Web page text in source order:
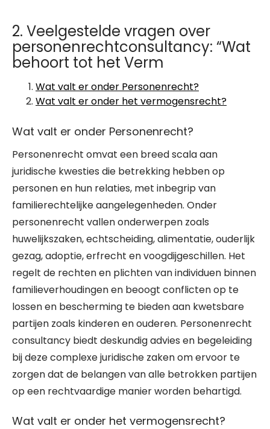
2. Veelgestelde vragen over
personenrechtconsultancy: “Wat
behoort tot het Verm
Wat valt er onder Personenrecht?
Wat valt er onder het vermogensrecht?
Wat valt er onder Personenrecht?
Personenrecht omvat een breed scala aan
juridische kwesties die betrekking hebben op
personen en hun relaties, met inbegrip van
familierechtelijke aangelegenheden. Onder
personenrecht vallen onderwerpen zoals
huwelijkszaken, echtscheiding, alimentatie, ouderlijk
gezag, adoptie, erfrecht en voogdijgeschillen. Het
regelt de rechten en plichten van individuen binnen
familieverhoudingen en beoogt conflicten op te
lossen en bescherming te bieden aan kwetsbare
partijen zoals kinderen en ouderen. Personenrecht
consultancy biedt deskundig advies en begeleiding
bij deze complexe juridische zaken om ervoor te
zorgen dat de belangen van alle betrokken partijen
op een rechtvaardige manier worden behartigd.
Wat valt er onder het vermogensrecht?